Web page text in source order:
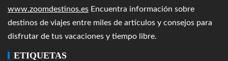
www.zoomdestinos.es Encuentra información sobre
destinos de viajes entre miles de artículos y consejos para
disfrutar de tus vacaciones y tiempo libre.
ETIQUETAS